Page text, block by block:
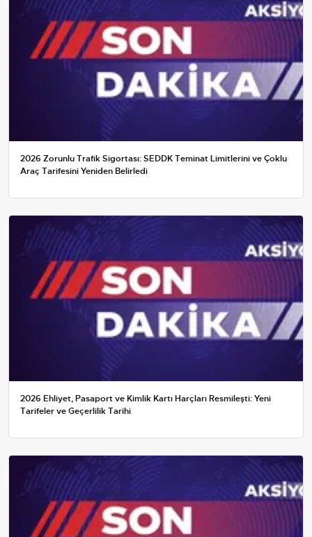
2026 Zorunlu Trafik Sigortası: SEDDK Teminat Limitlerini ve Çoklu
Araç Tarifesini Yeniden Belirledi
2026 Ehliyet, Pasaport ve Kimlik Kartı Harçları Resmileşti: Yeni
Tarifeler ve Geçerlilik Tarihi